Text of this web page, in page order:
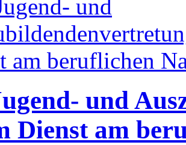
und
Dienst am